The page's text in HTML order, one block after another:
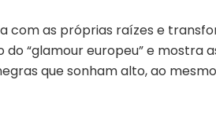
as próprias raízes e
“glamour europeu” e mostra
que sonham alto, ao